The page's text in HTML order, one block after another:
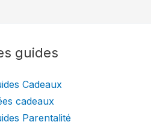
guides
Cadeaux
cadeaux
Parentalité